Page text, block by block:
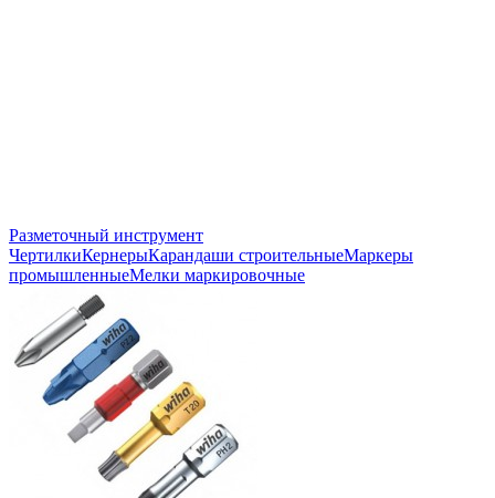
Разметочный инструмент
ЧертилкиКернерыКарандаши строительныеМаркеры
промышленныеМелки маркировочные